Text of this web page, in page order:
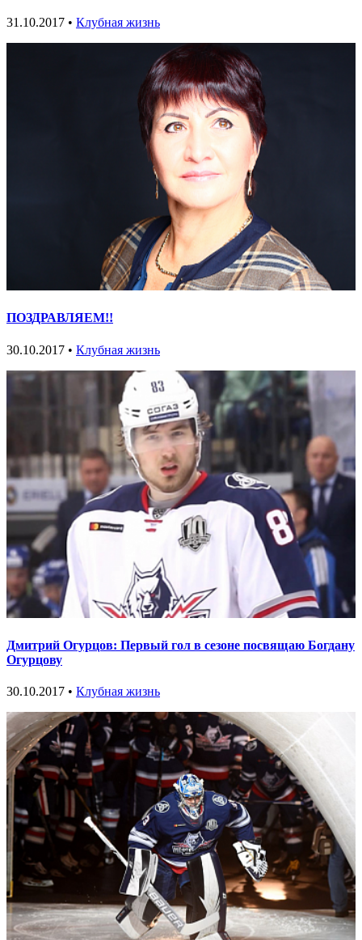
31.10.2017 • Клубная жизнь
ПОЗДРАВЛЯЕМ!!
30.10.2017 • Клубная жизнь
Дмитрий Огурцов: Первый гол в сезоне посвящаю Богдану
Огурцову
30.10.2017 • Клубная жизнь